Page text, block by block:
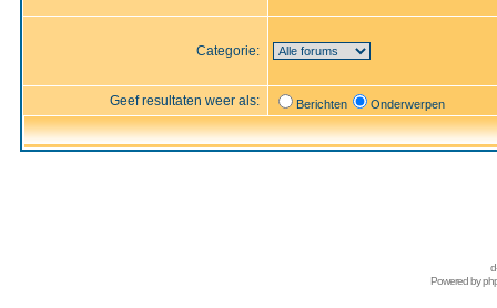
Categorie:
Geef resultaten weer als: Berichten Onderwerpen
Powered by